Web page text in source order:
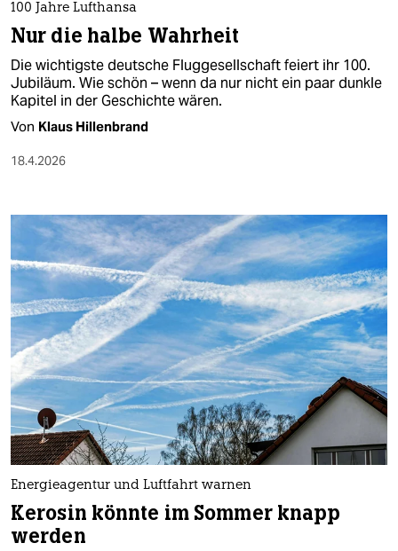
100 Jahre Lufthansa
Nur die halbe Wahrheit
Die wichtigste deutsche Fluggesellschaft feiert ihr 100.
Jubiläum. Wie schön – wenn da nur nicht ein paar dunkle
Kapitel in der Geschichte wären.
Von Klaus Hillenbrand
18.4.2026
Energieagentur und Luftfahrt warnen
Kerosin könnte im Sommer knapp
werden